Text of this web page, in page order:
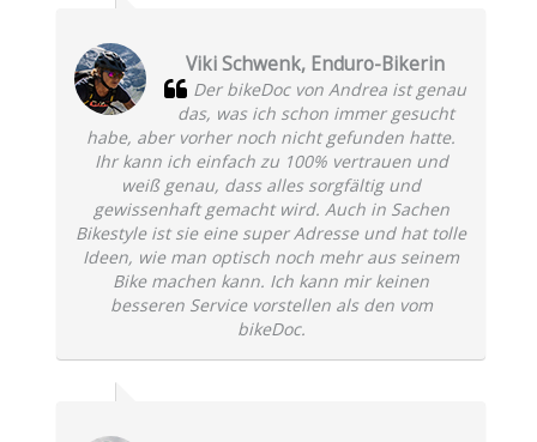
Viki Schwenk, Enduro-Bikerin
Der bikeDoc von Andrea ist genau
das, was ich schon immer gesucht
habe, aber vorher noch nicht gefunden hatte.
Ihr kann ich einfach zu 100% vertrauen und
weiß genau, dass alles sorgfältig und
gewissenhaft gemacht wird. Auch in Sachen
Bikestyle ist sie eine super Adresse und hat tolle
Ideen, wie man optisch noch mehr aus seinem
Bike machen kann. Ich kann mir keinen
besseren Service vorstellen als den vom
bikeDoc.